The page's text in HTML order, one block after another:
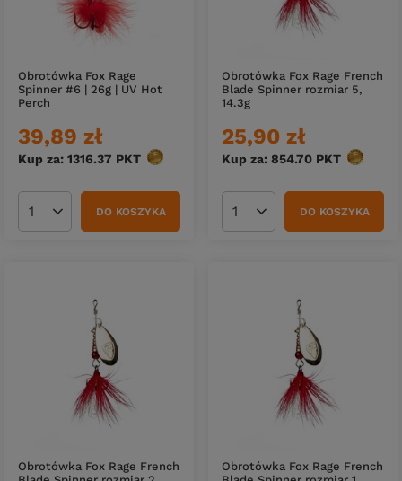
Obrotówka Fox Rage
Spinner #6 | 26g | UV Hot
Perch
39,89 zł
Kup za: 1316.37 PKT punktów
Ilość produktówDO KOSZYKA
Obrotówka Fox Rage French
Blade Spinner rozmiar 5,
14.3g
25,90 zł
Kup za: 854.70 PKT punktów
Ilość produktówDO KOSZYKA
Obrotówka Fox Rage French
Obrotówka Fox Rage French